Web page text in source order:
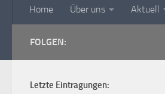
Home Über uns Aktuell
FOLGEN:
Letzte Eintragungen: